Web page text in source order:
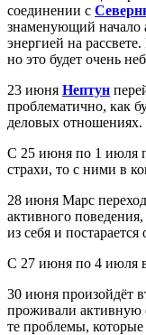
соединении с
знаменующий начало
энергией на
но это будет очень
23 июня Нептун
проблематично, как
деловых отношениях.
С 25 июня по 1 июля
страхи, то с ними в
28 июня Марс
активного
из себя и
С 27 июня по 4 июля
30 июня произойдёт
проживали активную
те проблемы,